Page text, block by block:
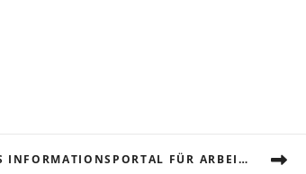
NEUES INFORMATIONSPORTAL FÜR ARBEITEN IN DER SCHWEIZ